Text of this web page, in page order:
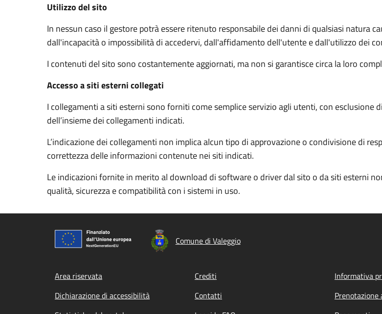
Utilizzo del sito
In nessun caso il gestore potrà essere ritenuto responsabile dei danni di qualsiasi natura
dall'incapacità o impossibilità di accedervi, dall'affidamento dell'utente e dall'utilizzo dei
I contenuti del sito sono costantemente aggiornati, ma non si garantisce circa la loro
Accesso a siti esterni collegati
I collegamenti a siti esterni sono forniti come semplice servizio agli utenti, con esclusione
dell’insieme dei collegamenti indicati.
L’indicazione dei collegamenti non implica alcun tipo di approvazione o condivisione di
correttezza delle informazioni contenute nei siti indicati.
Le indicazioni fornite in merito al download di software o driver dal sito o da siti esterni
qualità, sicurezza e compatibilità con i sistemi in uso.
Comune di Valeggio
Footer menu
Area riservata Crediti Informativa
Dichiarazione di accessibilità
Contatti